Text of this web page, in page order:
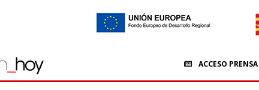
ACCESO PRENSA